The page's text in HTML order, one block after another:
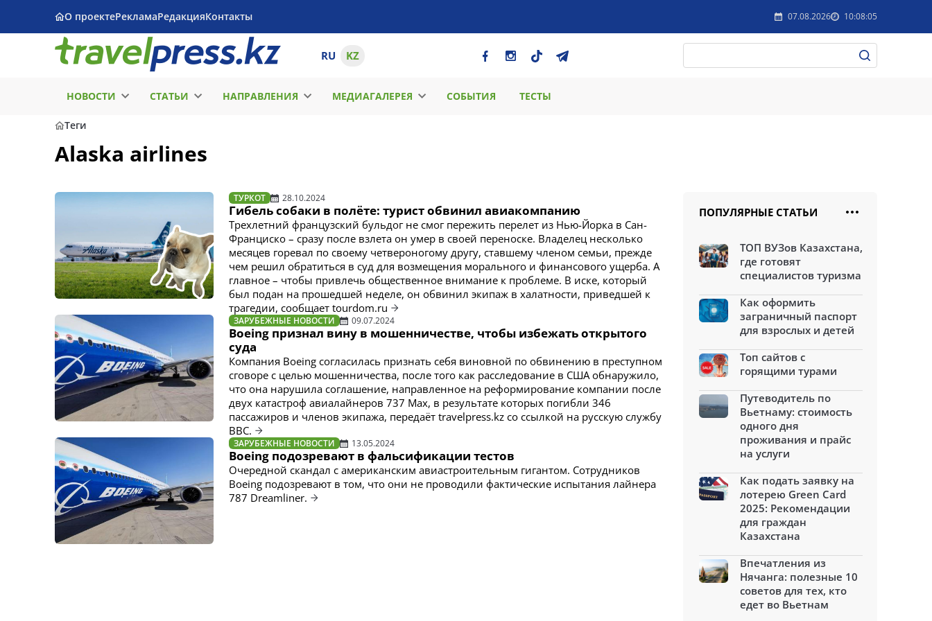
О проектеРекламаРедакцияКонтакты 07.08.2026 10:08:05
RU KZ
НОВОСТИ СТАТЬИ НАПРАВЛЕНИЯ МЕДИАГАЛЕРЕЯ СОБЫТИЯ ТЕСТЫ
Теги
Alaska airlines
ТУРКОТ 28.10.2024
Гибель собаки в полёте: турист обвинил авиакомпанию
Трехлетний французский бульдог не смог пережить перелет из Нью-Йорка в Сан-
Франциско – сразу после взлета он умер в своей переноске. Владелец несколько
месяцев горевал по своему четвероногому другу, ставшему членом семьи, прежде
чем решил обратиться в суд для возмещения морального и финансового ущерба. А
главное – чтобы привлечь общественное внимание к проблеме. В иске, который
был подан на прошедшей неделе, он обвинил экипаж в халатности, приведшей к
трагедии, сообщает tourdom.ru
ЗАРУБЕЖНЫЕ НОВОСТИ 09.07.2024
Boeing признал вину в мошенничестве, чтобы избежать открытого
суда
Компания Boeing согласилась признать себя виновной по обвинению в преступном
сговоре с целью мошенничества, после того как расследование в США обнаружило,
что она нарушила соглашение, направленное на реформирование компании после
двух катастроф авиалайнеров 737 Max, в результате которых погибли 346
пассажиров и членов экипажа, передаёт travelpress.kz со ссылкой на русскую службу
BBC.
ЗАРУБЕЖНЫЕ НОВОСТИ 13.05.2024
Boeing подозревают в фальсификации тестов
Очередной скандал с американским авиастроительным гигантом. Сотрудников
Boeing подозревают в том, что они не проводили фактические испытания лайнера
787 Dreamliner.
ПОПУЛЯРНЫЕ СТАТЬИ
ТОП ВУЗов Казахстана,
где готовят
специалистов туризма
Как оформить
заграничный паспорт
для взрослых и детей
Топ сайтов с
горящими турами
Путеводитель по
Вьетнаму: стоимость
одного дня
проживания и прайс
на услуги
Как подать заявку на
лотерею Green Card
2025: Рекомендации
для граждан
Казахстана
Впечатления из
Нячанга: полезные 10
советов для тех, кто
едет во Вьетнам